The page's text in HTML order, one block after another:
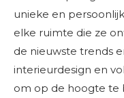
unieke en
elke ruimte die ze
de nieuwste trends
interieurdesign en
om op de hoogte te